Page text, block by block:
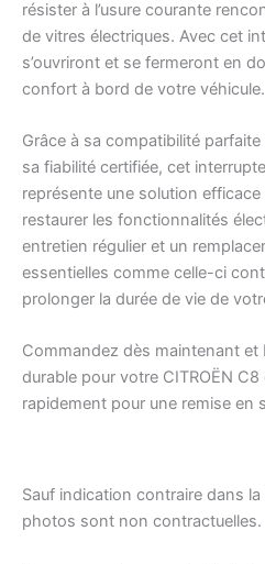
résister à l’usure courante
de vitres électriques. Avec cet
s’ouvriront et se fermeront en
confort à bord de votre véhicule.
Grâce à sa compatibilité
sa fiabilité certifiée, cet
représente une solution
restaurer les fonctionnalités
entretien régulier et un
essentielles comme celle-ci
prolonger la durée de vie de
Commandez dès maintenant et
durable pour votre CITROËN C8
rapidement pour une remise en
Sauf indication contraire dans
photos sont non contractuelles.